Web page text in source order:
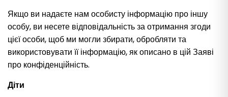
Якщо ви надаєте нам особисту інформацію про іншу
особу, ви несете відповідальність за отримання згоди
цієї особи, щоб ми могли збирати, обробляти та
використовувати її інформацію, як описано в цій Заяві
про конфіденційність.
Діти